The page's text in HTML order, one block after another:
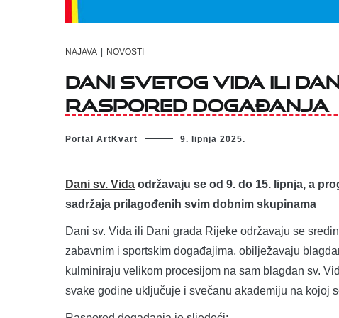
NAJAVA NOVOSTI
Dani svetog Vida ili
raspored događanja
Portal ArtKvart 9. lipnja 2025.
Dani sv. Vida održavaju se od 9. do 15. lipnja, a
sadržaja prilagođenih svim dobnim skupinama
Dani sv. Vida ili Dani grada Rijeke održavaju se
zabavnim i sportskim događajima, obilježavaju
kulminiraju velikom procesijom na sam blagdan sv.
svake godine uključuje i svečanu akademiju na kojoj